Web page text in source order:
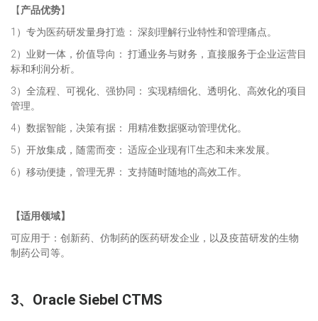
【产品优势】
1）专为医药研发量身打造： 深刻理解行业特性和管理痛点。
2）业财一体，价值导向： 打通业务与财务，直接服务于企业运营目
标和利润分析。
3）全流程、可视化、强协同： 实现精细化、透明化、高效化的项目
管理。
4）数据智能，决策有据： 用精准数据驱动管理优化。
5）开放集成，随需而变： 适应企业现有IT生态和未来发展。
6）移动便捷，管理无界： 支持随时随地的高效工作。
【适用领域】
可应用于：创新药、仿制药的医药研发企业，以及疫苗研发的生物
制药公司等。
3、 Oracle Siebel CTMS